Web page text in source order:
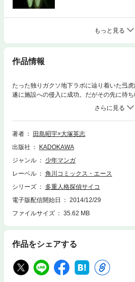
もっと見る
作品情報
たった独りガクソ地下ラボに辿り着いた弖
遂に施設への侵入に成功。だがその先に待ち
主導権を掌握した伊園若女。最終決戦の時
著者
田島昭宇×大塚英志
出版社
KADOKAWA
ジャンル
少年マンガ
レーベル
角川コミックス・エース
シリーズ
多重人格探偵サイコ
電子版配信開始日
2014/12/29
ファイルサイズ
35.62 MB
作品をシェアする